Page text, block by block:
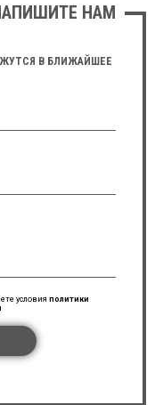
НАМ
В БЛИЖАЙШЕЕ
условия политики